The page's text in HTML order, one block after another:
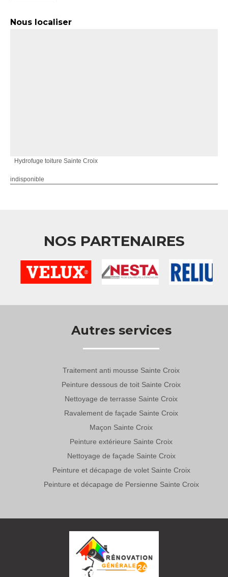
Nous localiser
Hydrofuge toiture Sainte Croix
indisponible
NOS PARTENAIRES
Autres services
Traitement anti mousse Sainte Croix
Peinture dessous de toit Sainte Croix
Nettoyage de terrasse Sainte Croix
Ravalement de façade Sainte Croix
Maçon Sainte Croix
Peinture extérieure Sainte Croix
Nettoyage de façade Sainte Croix
Peinture et décapage de volet Sainte Croix
Peinture et décapage de Persienne Sainte Croix